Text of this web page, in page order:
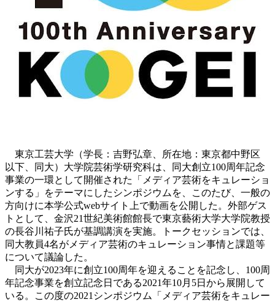
東京工芸大学（学長：吉野弘章、所在地：東京都中野区
以下、同大）大学院芸術学研究科は、同大創立100周年記念
事業の一環として開催された「メディア芸術をキュレーショ
ンする」をテーマにしたシンポジウムを、このたび、一般の
方向けに本学公式webサイト上で動画を公開した。外部ゲス
トとして、金沢21世紀美術館館長で東京藝術大学大学院教授
の長谷川祐子氏が基調講演を実施。トークセッションでは、
同大教員4名がメディア芸術のキュレーション事情と課題等
について議論した。
同大が2023年に創立100周年を迎えることを記念し、100周
年記念事業を創立記念日である2021年10月5日から展開して
いる。この度の2021シンポジウム「メディア芸術をキュレー